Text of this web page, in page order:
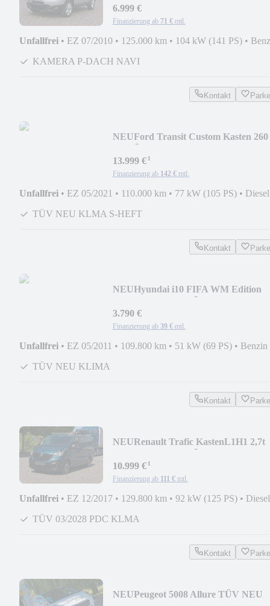
6.999 €
Finanzierung ab 71 € mtl.
Unfallfrei • EZ 07/2010 • 125.000 km • 104 kW (141 PS) •
KAMERA P-DACH NAVI
Kontakt
NEUFord Transit Custom Kasten 260
13.999 €¹
Finanzierung ab 142 € mtl.
Unfallfrei • EZ 05/2021 • 110.000 km • 77 kW (105 PS) • Diesel
TÜV NEU KLMA S-HEFT
Kontakt
NEUHyundai i10 FIFA WM Edition
3.790 €
Finanzierung ab 39 € mtl.
Unfallfrei • EZ 05/2011 • 109.800 km • 51 kW (69 PS) • Benzin
TÜV NEU KLIMA
Kontakt
NEURenault Trafic KastenL1H1 2,7t
10.999 €¹
Finanzierung ab 111 € mtl.
Unfallfrei • EZ 12/2017 • 129.800 km • 92 kW (125 PS) • Diesel
TÜV 03/2028 PDC KLMA
Kontakt
NEUPeugeot 5008 Allure TÜV NEU